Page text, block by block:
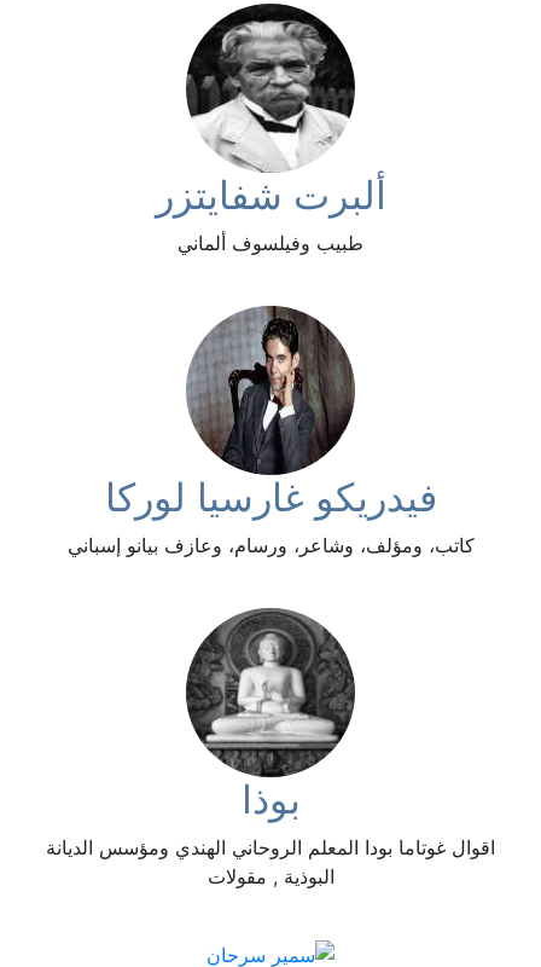
ألبرت شفايتزر
طبيب وفيلسوف ألماني
فيدريكو غارسيا لوركا
كاتب، ومؤلف، وشاعر، ورسام، وعازف بيانو إسباني
بوذا
اقوال غوتاما بودا المعلم الروحاني الهندي ومؤسس الديانة
البوذية , مقولات